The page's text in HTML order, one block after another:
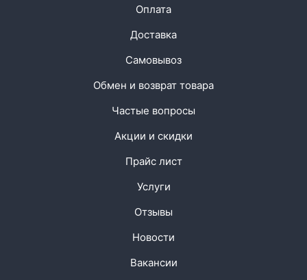
Оплата
Доставка
Самовывоз
Обмен и возврат товара
Частые вопросы
Акции и скидки
Прайс лист
Услуги
Отзывы
Новости
Вакансии